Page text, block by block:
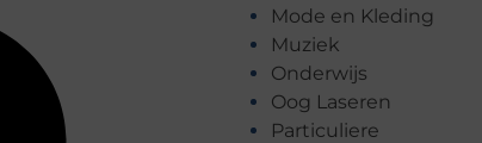
Mode en Kleding
Muziek
Onderwijs
Oog Laseren
Particuliere